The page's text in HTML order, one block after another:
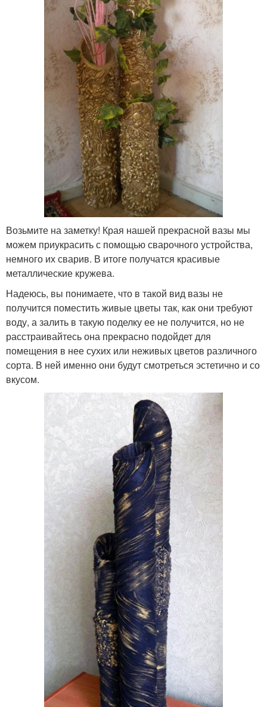
Возьмите на заметку! Края нашей прекрасной вазы мы
можем приукрасить с помощью сварочного устройства,
немного их сварив. В итоге получатся красивые
металлические кружева.
Надеюсь, вы понимаете, что в такой вид вазы не
получится поместить живые цветы так, как они требуют
воду, а залить в такую поделку ее не получится, но не
расстраивайтесь она прекрасно подойдет для
помещения в нее сухих или неживых цветов различного
сорта. В ней именно они будут смотреться эстетично и со
вкусом.